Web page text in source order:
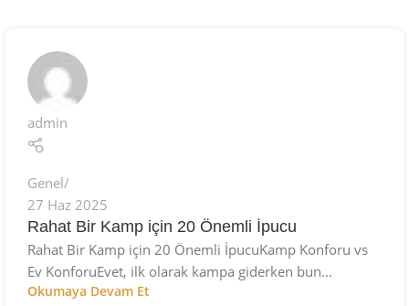
admin
Genel
27 Haz 2025
Rahat Bir Kamp için 20 Önemli İpucu
Rahat Bir Kamp için 20 Önemli İpucuKamp Konforu vs
Ev KonforuEvet, ilk olarak kampa giderken bun...
Okumaya Devam Et